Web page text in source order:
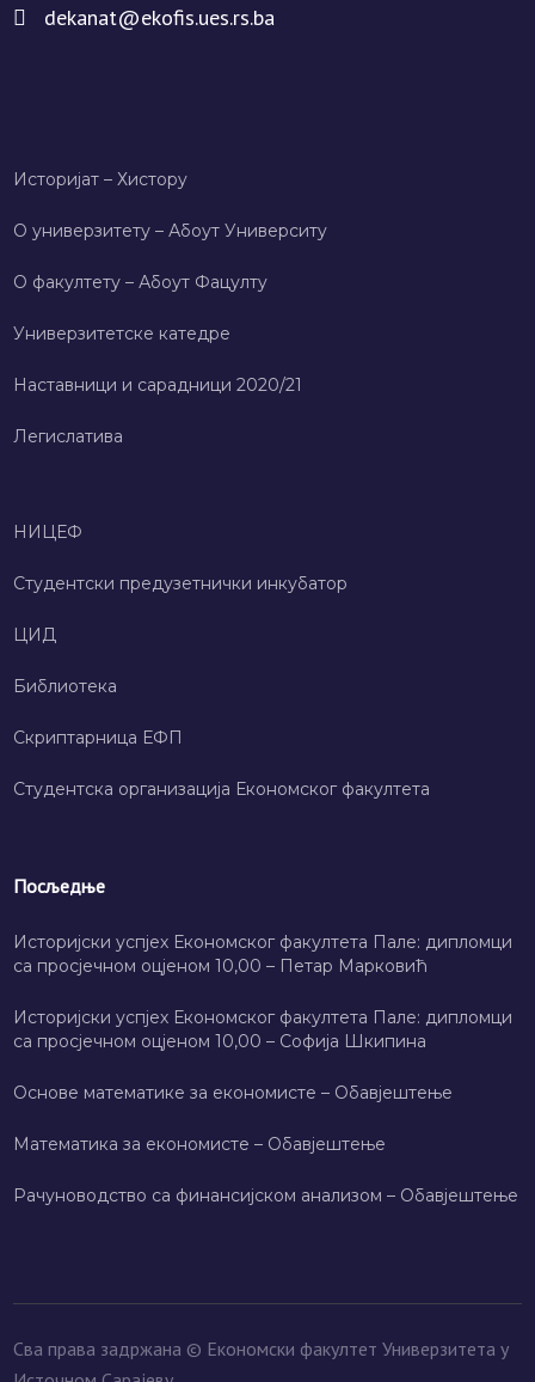
dekanat@ekofis.ues.rs.ba
Историјат – Хисторy
О универзитету – Абоут Университy
О факултету – Абоут Фацултy
Универзитетске катедре
Наставници и сарадници 2020/21
Легислатива
НИЦЕФ
Студентски предузетнички инкубатор
ЦИД
Библиотека
Скриптарница ЕФП
Студентска организација Економског факултета
Посљедње
Историјски успјех Економског факултета Пале: дипломци
са просјечном оцјеном 10,00 – Петар Марковић
Историјски успјех Економског факултета Пале: дипломци
са просјечном оцјеном 10,00 – Софија Шкипина
Основе математике за економисте – Обавјештење
Математика за економисте – Обавјештење
Рачуноводство са финансијском анализом – Обавјештење
Сва права задржана © Економски факултет Универзитета у